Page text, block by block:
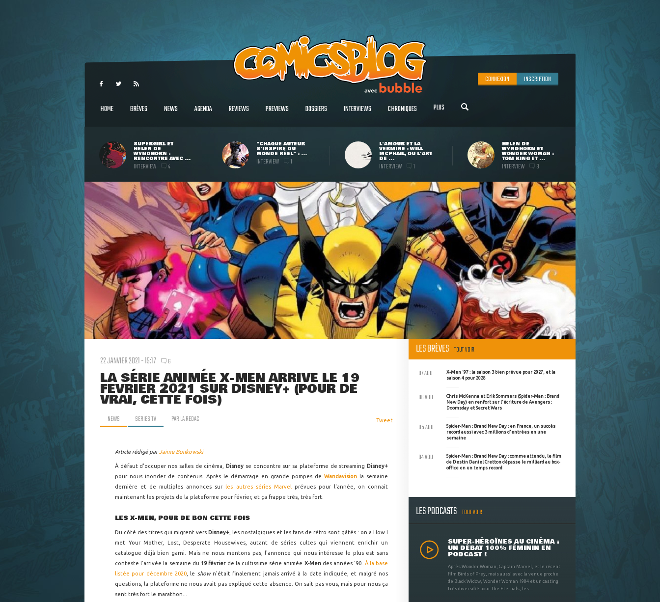
CONNEXION INSCRIPTION
HOME BRÈVES NEWS AGENDA REVIEWS PREVIEWS DOSSIERS INTERVIEWS CHRONIQUES PLUS
SUPERGIRL ET
HELEN DE
WYNDHORN :
RENCONTRE AVEC ...
INTERVIEW 4
"CHAQUE AUTEUR
S'INSPIRE DU
MONDE RÉEL" : ...
INTERVIEW 1
L'AMOUR ET LA
VERMINE : WILL
MCPHAIL, OU L'ART
DE ...
INTERVIEW 1
HELEN DE
WYNDHORN ET
WONDER WOMAN :
TOM KING ET ...
INTERVIEW 3
22 JANVIER 2021 - 15:17 6
LA SÉRIE ANIMÉE X-MEN ARRIVE LE 19
FÉVRIER 2021 SUR DISNEY+ (POUR DE
VRAI, CETTE FOIS)
NEWS SERIES TV PARLA REDAC Tweet
Article rédigé par Jaime Bonkowski
À défaut d'occuper nos salles de cinéma, Disney se concentre sur sa plateforme de streaming Disney+
pour nous inonder de contenus. Après le démarrage en grande pompes de Wandavision la semaine
dernière et de multiples annonces sur les autres séries Marvel prévues pour l'année, on connaît
maintenant les projets de la plateforme pour février, et ça frappe très, très fort.
LES X-MEN, POUR DE BON CETTE FOIS
Du côté des titres qui migrent vers Disney+ , les nostalgiques et les fans de rétro sont gâtés : on a How I
met Your Mother, Lost, Desperate Housewives, autant de séries cultes qui viennent enrichir un
catalogue déjà bien garni. Mais ne nous mentons pas, l'annonce qui nous intéresse le plus est sans
conteste l'arrivée la semaine du 19 févrierde la cultissime série animée X-Mendes années '90. À la base
listée pour décembre 2020, le show n'était finalement jamais arrivé à la date indiquée, et malgré nos
questions, la plateforme ne nous avait pas expliqué cette absence. On sait pas vous, mais pour nous ça
sent très fort le marathon...
LES BRÈVES TOUT VOIR
X-Men '97 : la saison 3 bien prévue pour 2027, et la
saison 4 pour 2028
07 AOU
Chris McKenna et Erik Sommers (Spider-Man : Brand
New Day) en renfort sur l'écriture de Avengers :
Doomsday et Secret Wars
06 AOU
Spider-Man : Brand New Day : en France, un succès
record aussi avec 3 millions d'entrées en une
semaine
05 AOU
Spider-Man : Brand New Day : comme attendu, le film
de Destin Daniel Cretton dépasse le milliard au box-
office en un temps record
04 AOU
LES PODCASTS TOUT VOIR
SUPER-HÉROÏNES AU CINÉMA :
UN DÉBAT 100% FÉMININ EN
PODCAST !
Après Wonder Woman, Captain Marvel, et le récent
film Birds of Prey, mais aussi avec la venue proche
de Black Widow, Wonder Woman 1984 et un casting
très diversifié pour The Eternals, les ...